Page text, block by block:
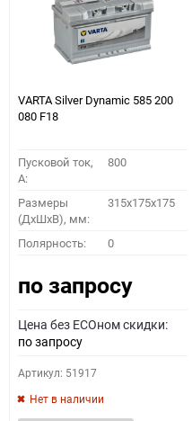
VARTA Silver Dynamic 585 200
080 F18
Пусковой ток,
A:
800
Размеры
(ДхШхВ), мм:
315x175x175
Полярность: 0
по запросу
Цена без ECOном скидки:
по запросу
Артикул: 51917
Нет в наличии